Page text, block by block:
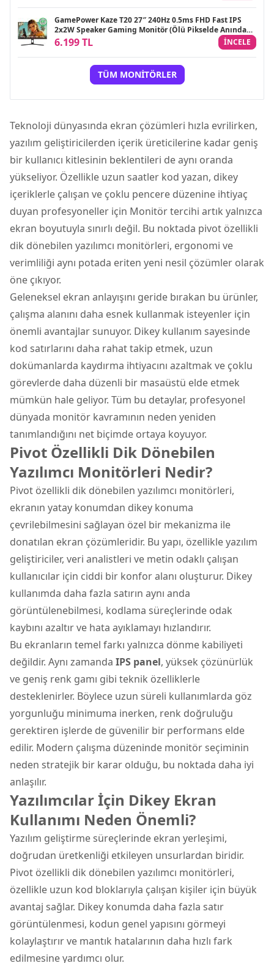
GamePower Kaze T20 27″ 240Hz 0.5ms FHD Fast IPS
2x2W Speaker Gaming Monitör (Ölü Pikselde Anında
Değişim)
6.199 TL INCELE
TÜM MONITÖRLER
Teknoloji dünyasında ekran çözümleri hızla evrilirken,
yazılım geliştiricilerden içerik üreticilerine kadar geniş
bir kullanıcı kitlesinin beklentileri de aynı oranda
yükseliyor. Özellikle uzun saatler kod yazan, dikey
içeriklerle çalışan ve çoklu pencere düzenine ihtiyaç
duyan profesyoneller için Monitörtercihi artık yalnızca
ekran boyutuyla sınırlı değil. Bu noktada pivot özellikli
dik dönebilen yazılımcı monitörleri, ergonomi ve
verimliliği aynı potada eriten yeni nesil çözümler olarak
öne çıkıyor.
Geleneksel ekran anlayışını geride bırakan bu ürünler,
çalışma alanını daha esnek kullanmak isteyenler için
önemli avantajlar sunuyor. Dikey kullanım sayesinde
kod satırlarını daha rahat takip etmek, uzun
dokümanlarda kaydırma ihtiyacını azaltmak ve çoklu
görevlerde daha düzenli bir masaüstü elde etmek
mümkün hale geliyor. Tüm bu detaylar, profesyonel
dünyada monitör kavramının neden yeniden
tanımlandığını net biçimde ortaya koyuyor.
Pivot Özellikli Dik Dönebilen
Yazılımcı Monitörleri Nedir?
Pivot özellikli dik dönebilen yazılımcı monitörleri,
ekranın yatay konumdan dikey konuma
çevrilebilmesini sağlayan özel bir mekanizma ile
donatılan ekran çözümleridir. Bu yapı, özellikle yazılım
geliştiriciler, veri analistleri ve metin odaklı çalışan
kullanıcılar için ciddi bir konfor alanı oluşturur. Dikey
kullanımda daha fazla satırın aynı anda
görüntülenebilmesi, kodlama süreçlerinde odak
kaybını azaltır ve hata ayıklamayı hızlandırır.
Bu ekranların temel farkı yalnızca dönme kabiliyeti
değildir. Aynı zamanda IPS panel, yüksek çözünürlük
ve geniş renk gamı gibi teknik özelliklerle
desteklenirler. Böylece uzun süreli kullanımlarda göz
yorgunluğu minimuma inerken, renk doğruluğu
gerektiren işlerde de güvenilir bir performans elde
edilir. Modern çalışma düzeninde monitör seçiminin
neden stratejik bir karar olduğu, bu noktada daha iyi
anlaşılır.
Yazılımcılar İçin Dikey Ekran
Kullanımı Neden Önemli?
Yazılım geliştirme süreçlerinde ekran yerleşimi,
doğrudan üretkenliği etkileyen unsurlardan biridir.
Pivot özellikli dik dönebilen yazılımcı monitörleri,
özellikle uzun kod bloklarıyla çalışan kişiler için büyük
avantaj sağlar. Dikey konumda daha fazla satır
görüntülenmesi, kodun genel yapısını görmeyi
kolaylaştırır ve mantık hatalarının daha hızlı fark
edilmesine yardımcı olur.